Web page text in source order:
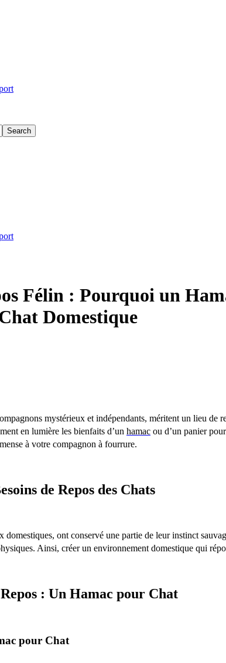
Félin : Pourquoi un
Domestique
mystérieux et indépendants, méritent un lieu
en lumière les bienfaits d’un hamac ou d’un panier
à votre compagnon à fourrure.
de Repos des Chats
domestiques, ont conservé une partie de leur instinct
Ainsi, créer un environnement domestique qui
: Un Hamac pour Chat
pour Chat